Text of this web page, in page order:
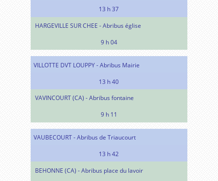
13 h 37
HARGEVILLE SUR CHEE - Abribus église
9 h 04
VILLOTTE DVT LOUPPY - Abribus Mairie
13 h 40
VAVINCOURT (CA) - Abribus fontaine
9 h 11
VAUBECOURT - Abribus de Triaucourt
13 h 42
BEHONNE (CA) - Abribus place du lavoir